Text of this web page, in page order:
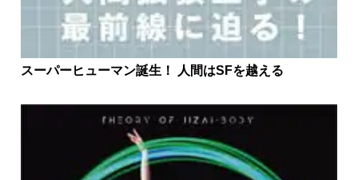
スーパーヒューマン誕生！ 人間はSFを越える